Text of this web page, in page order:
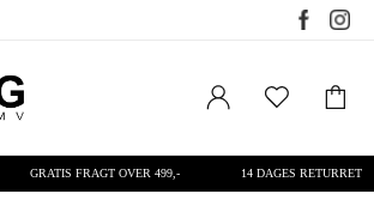
GRATIS FRAGT OVER 499,- 14 DAGES RETURRET